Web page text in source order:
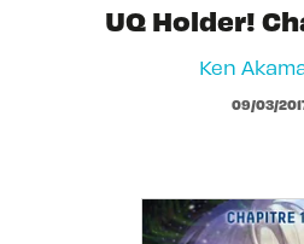
UQ Holder!
Ken
09/03/